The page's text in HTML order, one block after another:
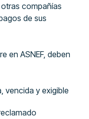
compañías
de sus
en ASNEF, deben
vencida y exigible